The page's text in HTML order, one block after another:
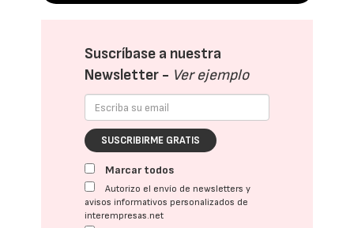
Suscríbase a nuestra
Newsletter - Ver ejemplo
SUSCRIBIRME GRATIS
Marcar todos
Autorizo el envío de newsletters y
avisos informativos personalizados de
interempresas.net